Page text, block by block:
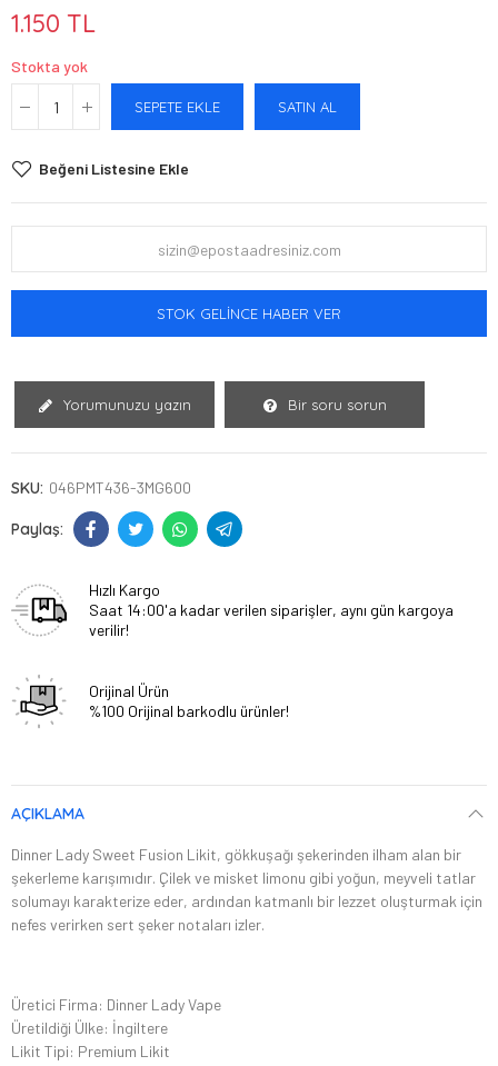
1.150 TL
Stokta yok
SEPETE EKLE SATIN AL
Beğeni Listesine Ekle
STOK GELINCE HABER VER
Yorumunuzu yazın Bir soru sorun
SKU: 046PMT436-3MG600
Hızlı Kargo
Saat 14:00'a kadar verilen siparişler, aynı gün kargoya
verilir!
Orijinal Ürün
%100 Orijinal barkodlu ürünler!
AÇIKLAMA
Dinner Lady Sweet Fusion Likit, gökkuşağı şekerinden ilham alan bir
şekerleme karışımıdır. Çilek ve misket limonu gibi yoğun, meyveli tatlar
solumayı karakterize eder, ardından katmanlı bir lezzet oluşturmak için
nefes verirken sert şeker notaları izler.
Üretici Firma: Dinner Lady Vape
Üretildiği Ülke: İngiltere
Likit Tipi: Premium Likit